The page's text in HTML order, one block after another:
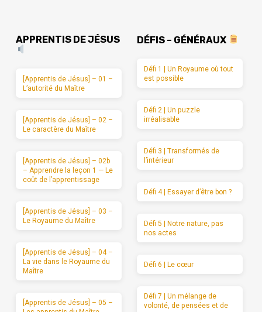
APPRENTIS DE JÉSUS
[Apprentis de Jésus] – 01 –
L’autorité du Maître
[Apprentis de Jésus] – 02 –
Le caractère du Maître
[Apprentis de Jésus] – 02b
– Apprendre la leçon 1 — Le
coût de l’apprentissage
[Apprentis de Jésus] – 03 –
Le Royaume du Maître
[Apprentis de Jésus] – 04 –
La vie dans le Royaume du
Maître
[Apprentis de Jésus] – 05 –
DÉFIS – GÉNÉRAUX
Défi 1 | Un Royaume où tout
est possible
Défi 2 | Un puzzle
irréalisable
Défi 3 | Transformés de
l’intérieur
Défi 4 | Essayer d’être bon ?
Défi 5 | Notre nature, pas
nos actes
Défi 6 | Le cœur
Défi 7 | Un mélange de
volonté, de pensées et de